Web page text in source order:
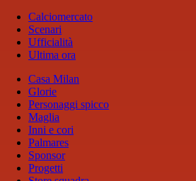
Calciomercato
Scenari
Ufficialità
Ultima ora
Casa Milan
Glorie
Personaggi spicco
Maglia
Inni e cori
Palmares
Sponsor
Progetti